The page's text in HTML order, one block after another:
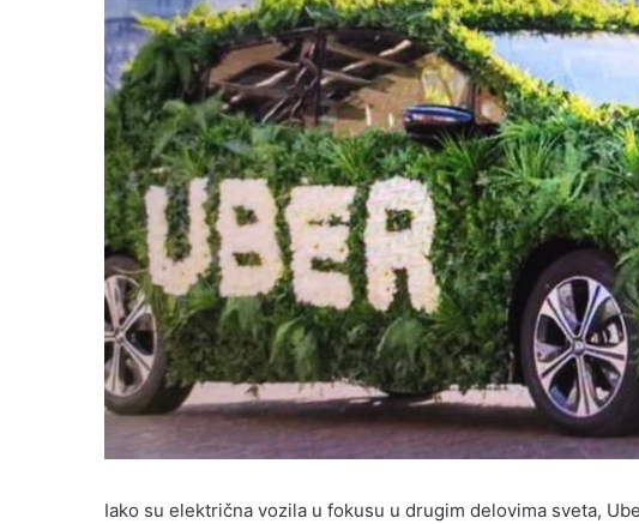
Iako su električna vozila u fokusu u drugim delovima sveta,